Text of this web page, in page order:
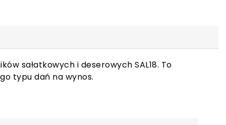
sałatkowych i deserowych SAL18. To
typu dań na wynos.